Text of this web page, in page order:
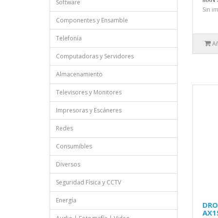
Software
Componentes y Ensamble
Telefonía
Computadoras y Servidores
Almacenamiento
Televisores y Monitores
Impresoras y Escáneres
Redes
Consumibles
Diversos
Seguridad Física y CCTV
Energía
Sin